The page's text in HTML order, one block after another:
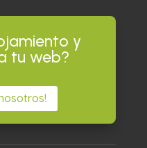
y
tu web?